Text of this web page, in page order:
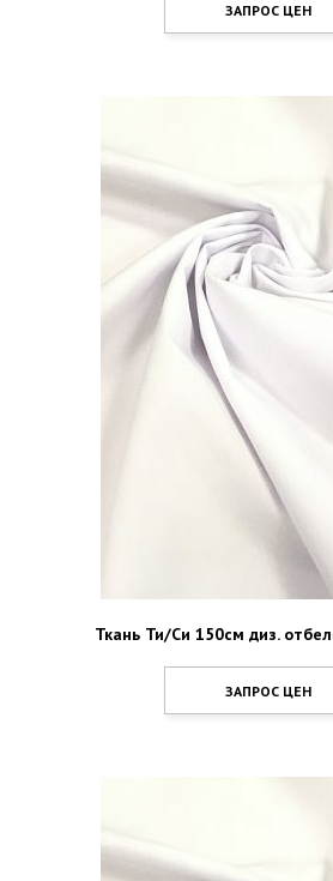
ЗАПРОС ЦЕН
Ткань Ти/Си 150см диз.
ЗАПРОС ЦЕН